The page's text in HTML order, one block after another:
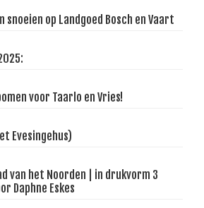
op Landgoed Bosch en Vaart
voor Taarlo en Vries!
Evesingehus)
van het Noorden | in drukvorm 3
Daphne Eskes